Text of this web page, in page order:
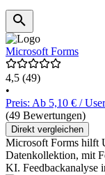
Microsoft Forms
4,5 (49)
•
Preis: Ab 5,10 € /
(49 Bewertungen)
Direkt vergleichen
Microsoft Forms hilft
Datenkollektion, mit
KI. Feedbackanalyse